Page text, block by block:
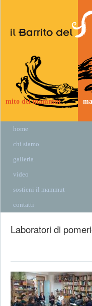
mito del mammut
home
chi siamo
galleria
video
sostieni il mammut
contatti
Laboratori di